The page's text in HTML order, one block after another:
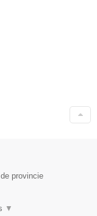
provincie
▼